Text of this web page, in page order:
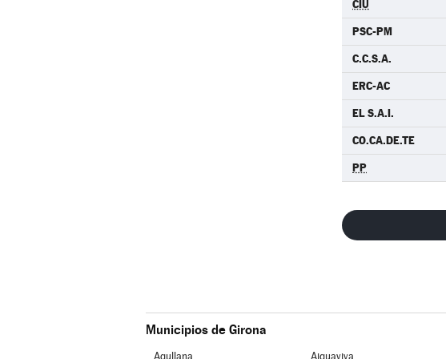
CIU
PSC-PM
C.C.S.A.
ERC-AC
EL S.A.I.
CO.CA.DE.TE
PP
Municipios de Girona
Agullana Aiguaviva